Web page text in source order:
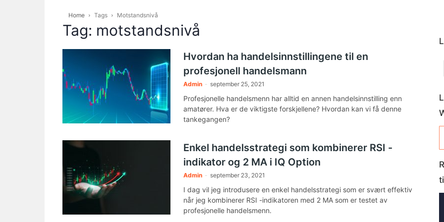
Home Tags Motstandsnivå
Tag: motstandsnivå
Hvordan ha handelsinnstillingene til en
profesjonell handelsmann
Admin - september 25, 2021
Profesjonelle handelsmenn har alltid en annen handelsinnstilling enn
amatører. Hva er de viktigste forskjellene? Hvordan kan vi få denne
tankegangen?
Enkel handelsstrategi som kombinerer RSI -
indikator og 2 MA i IQ Option
Admin - september 23, 2021
I dag vil jeg introdusere en enkel handelsstrategi som er svært effektiv
når jeg kombinerer RSI -indikatoren med 2 MA som er testet av
profesjonelle handelsmenn.